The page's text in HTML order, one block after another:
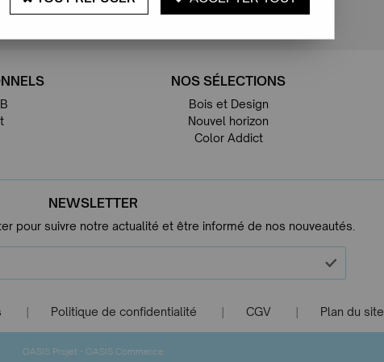
ROUEN 76000
NOS SÉLECTIONS
Bois et Design
Nouvel horizon
Color Addict
NEWSLETTER
pour suivre notre actualité et être informé de nos nouveautés.
Politique de confidentialité CGV Plan du site
OASIS Projet - OASIS Commerce